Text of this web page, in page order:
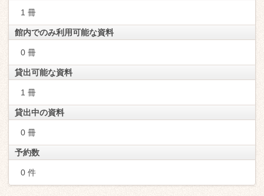
1 冊
館内でのみ利用可能な資料
0 冊
貸出可能な資料
1 冊
貸出中の資料
0 冊
予約数
0 件